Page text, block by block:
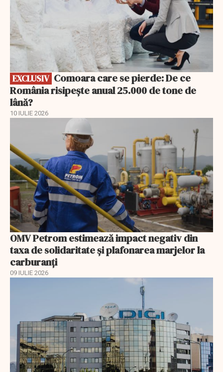
EXCLUSIV
România risipește anual 25.000 de tone de
lână?
10 IULIE 2026
OMV Petrom estimează impact negativ din
taxa de solidaritate și plafonarea marjelor la
carburanți
09 IULIE 2026